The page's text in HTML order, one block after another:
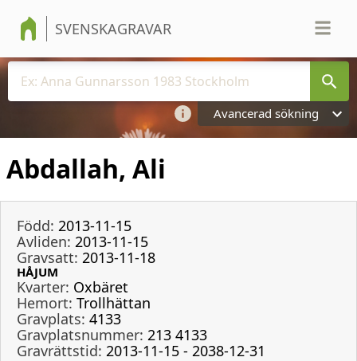
SVENSKAGRAVAR
Avancerad sökning
Abdallah, Ali
Född: 2013-11-15
Avliden: 2013-11-15
Gravsatt: 2013-11-18
HÅJUM
Kvarter: Oxbäret
Hemort: Trollhättan
Gravplats: 4133
Gravplatsnummer: 213 4133
Gravrättstid: 2013-11-15 - 2038-12-31